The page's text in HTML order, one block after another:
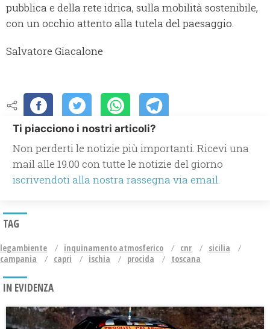
pubblica e della rete idrica, sulla mobilità sostenibile,
con un occhio attento alla tutela del paesaggio.
Salvatore Giacalone
Ti piacciono i nostri articoli?
Non perderti le notizie più importanti. Ricevi una
mail alle 19.00 con tutte le notizie del giorno
iscrivendoti alla nostra rassegna via email.
TAG
legambiente inquinamento atmosferico cnr
sicilia
campania
capri ischia procida toscana
IN EVIDENZA